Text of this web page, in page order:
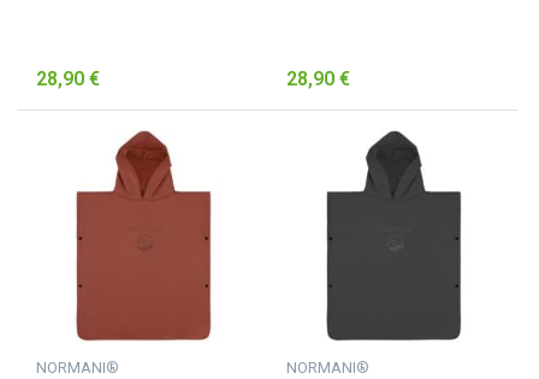
28,90 € 28,90 €
NORMANI® NORMANI®